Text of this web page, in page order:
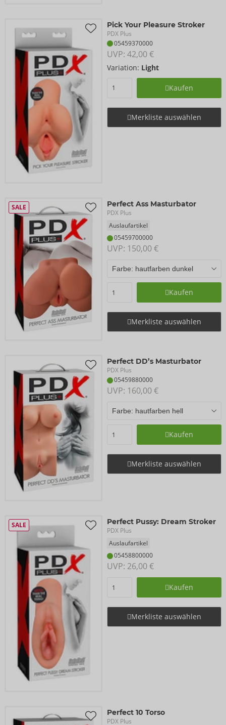
Pick Your Pleasure Stroker
PDX Plus
05459370000
UVP: 42,00 €
Variation: Light
Kaufen
Merkliste auswählen
SALE Perfect Ass Masturbator
PDX Plus
Auslaufartikel
05459700000
UVP: 150,00 €
Kaufen
Merkliste auswählen
Perfect DD’s Masturbator
PDX Plus
05459880000
UVP: 160,00 €
Kaufen
Merkliste auswählen
SALE Perfect Pussy: Dream Stroker
PDX Plus
Auslaufartikel
05458800000
UVP: 26,00 €
Kaufen
Merkliste auswählen
Perfect 10 Torso
PDX Plus